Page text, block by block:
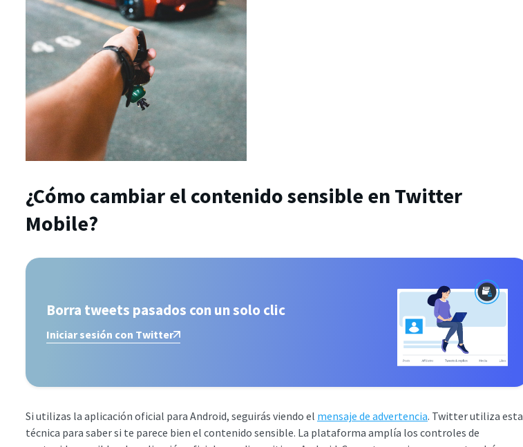
¿Cómo cambiar el contenido sensible en Twitter
Mobile?
Borra tweets pasados con un solo clic
Iniciar sesión con Twitter
Si utilizas la aplicación oficial para Android, seguirás viendo el mensaje de advertencia. Twitter utiliza esta
técnica para saber si te parece bien el contenido sensible. La plataforma amplía los controles de